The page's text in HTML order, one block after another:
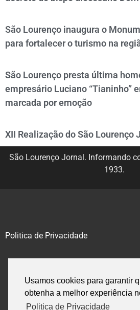
Usamos cookies para garantir
obtenha a melhor experiência
Politica de Privacidade
São Lourenço inaugura o
para fortalecer o turismo na
São Lourenço presta última
empresário Luciano “Tianinho”
marcada por emoção
XII Realização do São Lourenço
São Lourenço Jornal. Informando
1933.
Politica de Privacidade